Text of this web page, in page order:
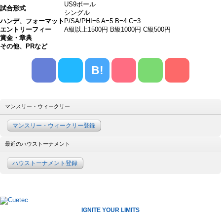
試合形式
US9ボール
シングル
ハンデ、フォーマット P/SA/PHI=6 A=5 B=4 C=3
エントリーフィー
A級以上1500円 B級1000円 C級500円
賞金・章典
その他、PRなど
B!
マンスリー・ウィークリー
マンスリー・ウィークリー登録
最近のハウストーナメント
ハウストーナメント登録
IGNITE YOUR LIMITS